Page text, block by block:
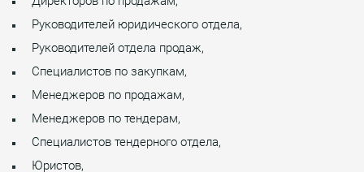
Руководителей юридического отдела,
Руководителей отдела продаж,
Специалистов по закупкам,
Менеджеров по продажам,
Менеджеров по тендерам,
Специалистов тендерного отдела,
Юристов,